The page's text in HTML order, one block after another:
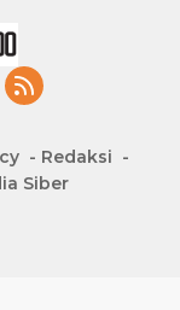
Redaksi
Siber